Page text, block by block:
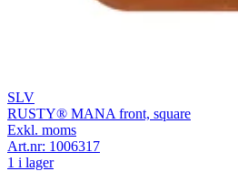
SLV
RUSTY® MANA front, square
Exkl. moms
Art.nr: 1006317
1 i lager